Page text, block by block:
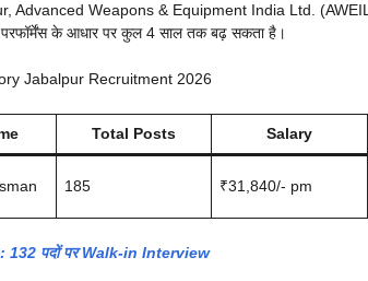
Weapons & Equipment India Ltd.
के आधार पर कुल 4 साल तक बढ़ सकता है।
Jabalpur Recruitment 2026
Total Posts Salary
185 ₹31,840/- pm
पदों पर Walk-in Interview